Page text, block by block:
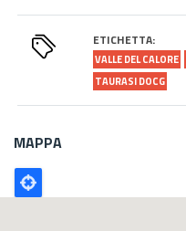
ETICHETTA:
VALLE DEL CALORE
TAURASI DOCG
MAPPA
Poligono
GEO